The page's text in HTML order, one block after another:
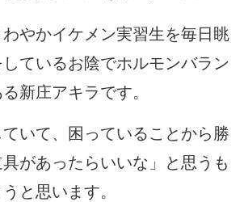
やかイケメン実習生を毎日眺
ているお陰でホルモンバラン
新庄アキラです。
いて、困っていることから勝
があったらいいな」と思うも
と思います。